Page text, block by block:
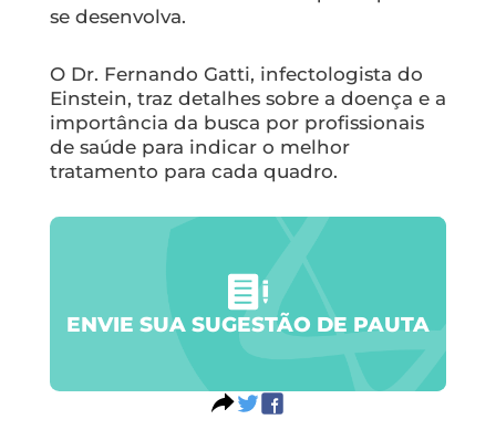
se desenvolva.
O Dr. Fernando Gatti, infectologista do
Einstein, traz detalhes sobre a doença e a
importância da busca por profissionais
de saúde para indicar o melhor
tratamento para cada quadro.
ENVIE SUA SUGESTÃO DE PAUTA